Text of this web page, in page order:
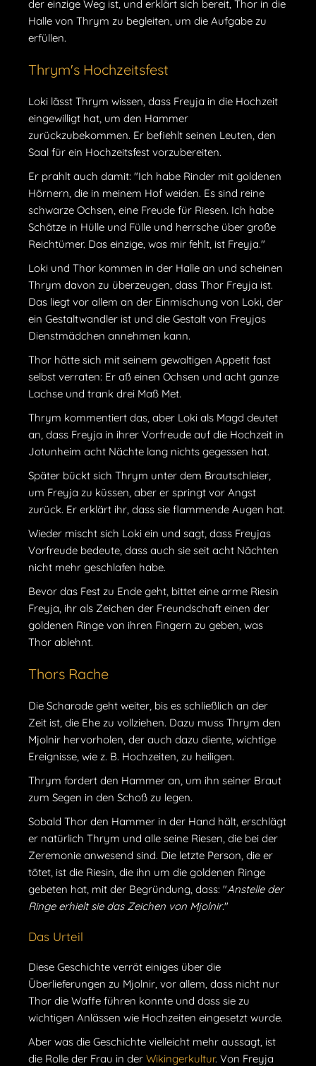
der einzige Weg ist, und erklärt sich bereit, Thor in die
Halle von Thrym zu begleiten, um die Aufgabe zu
erfüllen.
Thrym's Hochzeitsfest
Loki lässt Thrym wissen, dass Freyja in die Hochzeit
eingewilligt hat, um den Hammer
zurückzubekommen. Er befiehlt seinen Leuten, den
Saal für ein Hochzeitsfest vorzubereiten.
Er prahlt auch damit: "Ich habe Rinder mit goldenen
Hörnern, die in meinem Hof weiden. Es sind reine
schwarze Ochsen, eine Freude für Riesen. Ich habe
Schätze in Hülle und Fülle und herrsche über große
Reichtümer. Das einzige, was mir fehlt, ist Freyja."
Loki und Thor kommen in der Halle an und scheinen
Thrym davon zu überzeugen, dass Thor Freyja ist.
Das liegt vor allem an der Einmischung von Loki, der
ein Gestaltwandler ist und die Gestalt von Freyjas
Dienstmädchen annehmen kann.
Thor hätte sich mit seinem gewaltigen Appetit fast
selbst verraten: Er aß einen Ochsen und acht ganze
Lachse und trank drei Maß Met.
Thrym kommentiert das, aber Loki als Magd deutet
an, dass Freyja in ihrer Vorfreude auf die Hochzeit in
Jotunheim acht Nächte lang nichts gegessen hat.
Später bückt sich Thrym unter dem Brautschleier,
um Freyja zu küssen, aber er springt vor Angst
zurück. Er erklärt ihr, dass sie flammende Augen hat.
Wieder mischt sich Loki ein und sagt, dass Freyjas
Vorfreude bedeute, dass auch sie seit acht Nächten
nicht mehr geschlafen habe.
Bevor das Fest zu Ende geht, bittet eine arme Riesin
Freyja, ihr als Zeichen der Freundschaft einen der
goldenen Ringe von ihren Fingern zu geben, was
Thor ablehnt.
Thors Rache
Die Scharade geht weiter, bis es schließlich an der
Zeit ist, die Ehe zu vollziehen. Dazu muss Thrym den
Mjolnir hervorholen, der auch dazu diente, wichtige
Ereignisse, wie z. B. Hochzeiten, zu heiligen.
Thrym fordert den Hammer an, um ihn seiner Braut
zum Segen in den Schoß zu legen.
Sobald Thor den Hammer in der Hand hält, erschlägt
er natürlich Thrym und alle seine Riesen, die bei der
Zeremonie anwesend sind. Die letzte Person, die er
tötet, ist die Riesin, die ihn um die goldenen Ringe
gebeten hat, mit der Begründung, dass: "Anstelle der
Ringe erhielt sie das Zeichen von Mjolnir."
Das Urteil
Diese Geschichte verrät einiges über die
Überlieferungen zu Mjolnir, vor allem, dass nicht nur
Thor die Waffe führen konnte und dass sie zu
wichtigen Anlässen wie Hochzeiten eingesetzt wurde.
Aber was die Geschichte vielleicht mehr aussagt, ist
die Rolle der Frau in der Wikingerkultur. Von Freyja